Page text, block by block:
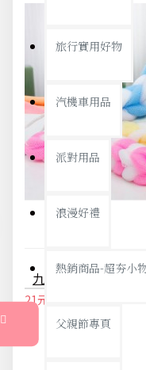
旅行實用好物
汽機車用品
派對用品
浪漫好禮
熱銷商品-超夯小
父親節專頁
九節可彎折沐浴搓背條 柔軟沐浴搓背器 浴室搓澡按摩工具
21元